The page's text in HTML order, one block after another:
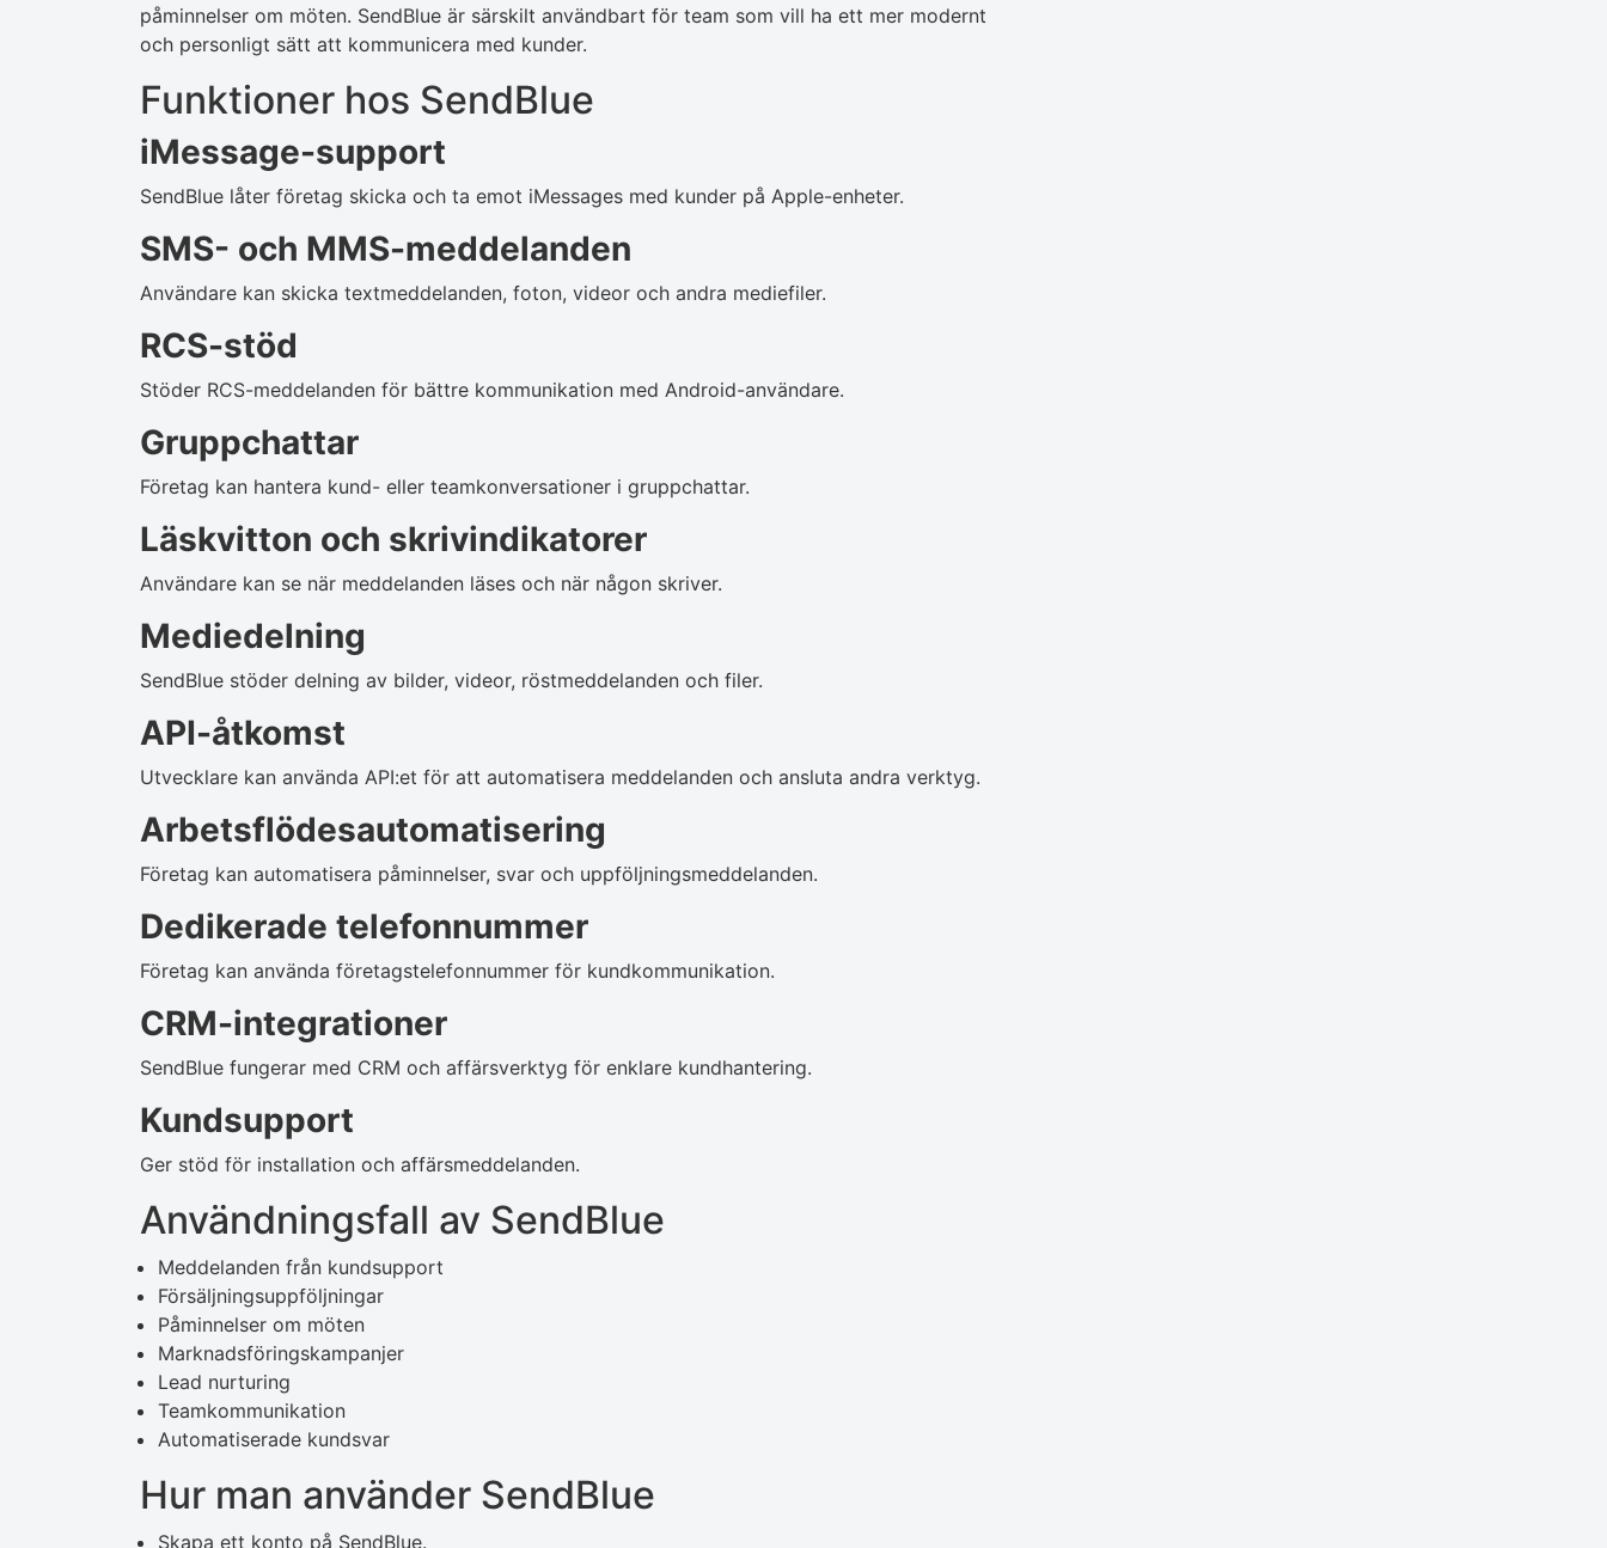
påminnelser om möten. SendBlue är särskilt användbart för team som vill ha ett mer modernt
och personligt sätt att kommunicera med kunder.
Funktioner hos SendBlue
iMessage-support
SendBlue låter företag skicka och ta emot iMessages med kunder på Apple-enheter.
SMS- och MMS-meddelanden
Användare kan skicka textmeddelanden, foton, videor och andra mediefiler.
RCS-stöd
Stöder RCS-meddelanden för bättre kommunikation med Android-användare.
Gruppchattar
Företag kan hantera kund- eller teamkonversationer i gruppchattar.
Läskvitton och skrivindikatorer
Användare kan se när meddelanden läses och när någon skriver.
Mediedelning
SendBlue stöder delning av bilder, videor, röstmeddelanden och filer.
API-åtkomst
Utvecklare kan använda API:et för att automatisera meddelanden och ansluta andra verktyg.
Arbetsflödesautomatisering
Företag kan automatisera påminnelser, svar och uppföljningsmeddelanden.
Dedikerade telefonnummer
Företag kan använda företagstelefonnummer för kundkommunikation.
CRM-integrationer
SendBlue fungerar med CRM och affärsverktyg för enklare kundhantering.
Kundsupport
Ger stöd för installation och affärsmeddelanden.
Användningsfall av SendBlue
Meddelanden från kundsupport
Försäljningsuppföljningar
Påminnelser om möten
Marknadsföringskampanjer
Lead nurturing
Teamkommunikation
Automatiserade kundsvar
Hur man använder SendBlue
Skapa ett konto på SendBlue.